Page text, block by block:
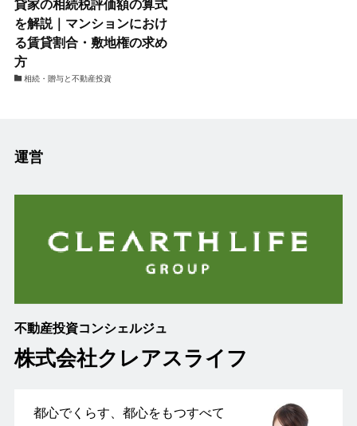
貸家の相続税評価額の算式
を解説｜マンションにおけ
る賃貸割合・敷地権の求め
方
相続・贈与と不動産投資
運営
不動産投資コンシェルジュ
株式会社クレアスライフ
都心でくらす、都心をもつすべて